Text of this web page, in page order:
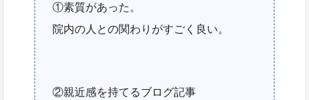
①素質があった。
院内の人との関わりがすごく良い。
②親近感を持てるブログ記事